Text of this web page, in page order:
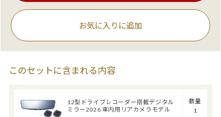
お気に入りに追加
このセットに含まれる内容
12型ドライブレコーダー搭載デジタル
ミラー2026 車内用リアカメラモデル
数量
1